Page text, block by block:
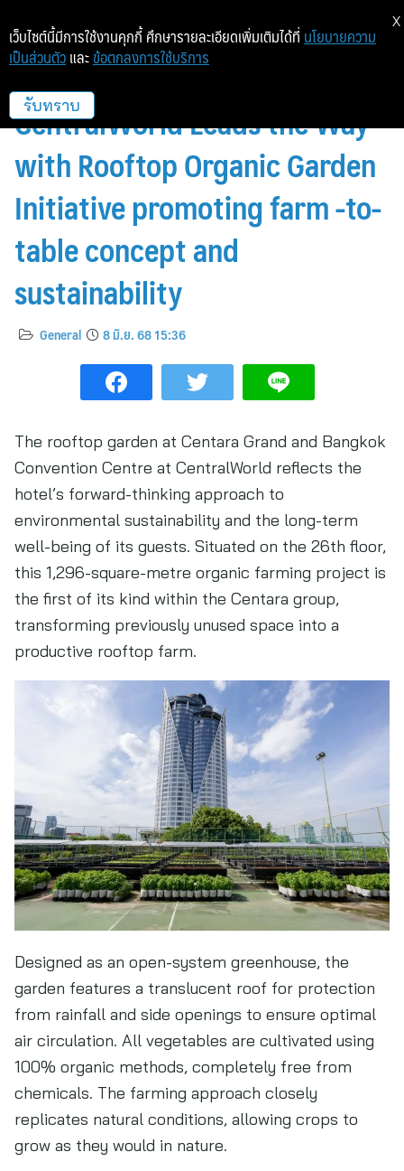
Centara Grand at
CentralWorld Leads the Way
with Rooftop Organic Garden
Initiative promoting farm -to-
table concept and
sustainability
General 8 มิ.ย. 68 15:36
The rooftop garden at Centara Grand and Bangkok
Convention Centre at CentralWorld reflects the
hotel’s forward-thinking approach to
environmental sustainability and the long-term
well-being of its guests. Situated on the 26th floor,
this 1,296-square-metre organic farming project is
the first of its kind within the Centara group,
transforming previously unused space into a
productive rooftop farm.
Designed as an open-system greenhouse, the
garden features a translucent roof for protection
from rainfall and side openings to ensure optimal
air circulation. All vegetables are cultivated using
100% organic methods, completely free from
chemicals. The farming approach closely
replicates natural conditions, allowing crops to
grow as they would in nature.
เว็บไซต์นี้มีการใช้งานคุกกี้ ศึกษารายละเอียดเพิ่มเติมได้ที่ นโยบายความ
เป็นส่วนตัว และ ข้อตกลงการใช้บริการ
รับทราบ
X